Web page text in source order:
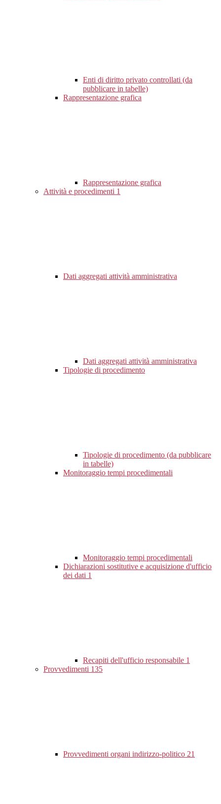
Enti di diritto privato controllati (da
pubblicare in tabelle)
Rappresentazione grafica
Rappresentazione grafica
Attività e procedimenti 1
Dati aggregati attività amministrativa
Dati aggregati attività amministrativa
Tipologie di procedimento
Tipologie di procedimento (da pubblicare
in tabelle)
Monitoraggio tempi procedimentali
Monitoraggio tempi procedimentali
Dichiarazioni sostitutive e acquisizione d'ufficio
dei dati 1
Recapiti dell'ufficio responsabile 1
Provvedimenti 135
Provvedimenti organi indirizzo-politico 21